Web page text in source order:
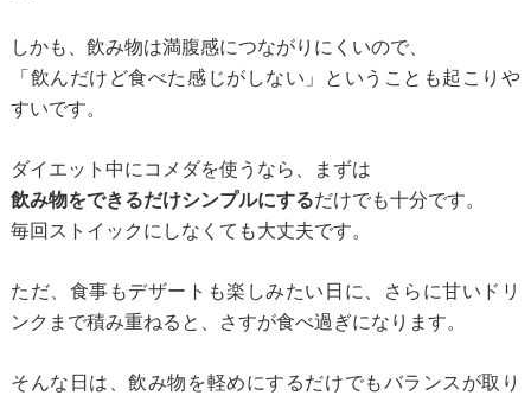
しかも、飲み物は満腹感につながりにくいので、
「飲んだけど食べた感じがしない」ということも起こりや
すいです。
ダイエット中にコメダを使うなら、まずは
飲み物をできるだけシンプルにするだけでも十分です。
毎回ストイックにしなくても大丈夫です。
ただ、食事もデザートも楽しみたい日に、さらに甘いドリ
ンクまで積み重ねると、
さすが食べ過ぎになります。
そんな日は、飲み物を軽めにするだけでもバランスが取り